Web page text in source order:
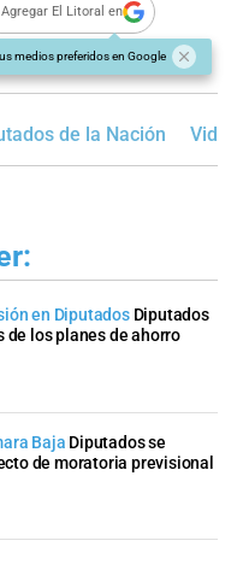
El Litoral en
medios preferidos en Google
de la Nación
en Diputados Diputados
de los planes de ahorro
Baja Diputados se
de moratoria previsional